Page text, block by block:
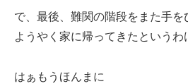
で、最後、難関の階段をまた手を
ようやく家に帰ってきたというわ
はぁもうほんまに